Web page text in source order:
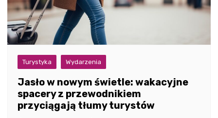
Turystyka Wydarzenia
Jasło w nowym świetle: wakacyjne
spacery z przewodnikiem
przyciągają tłumy turystów